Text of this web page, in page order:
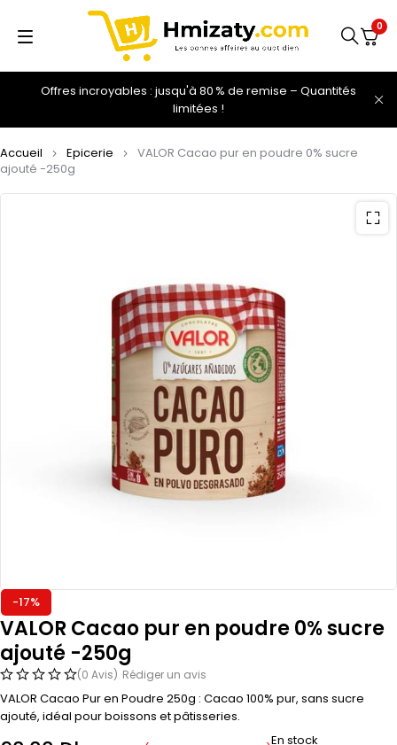
Offres incroyables : jusqu'à 80 % de remise – Quantités
limitées !
0
Accueil Epicerie
VALOR Cacao pur en poudre 0% sucre
ajouté -250g
-17%
VALOR Cacao pur en poudre 0% sucre
ajouté -250g
(0 Avis) Rédiger un avis
VALOR Cacao Pur en Poudre 250g : Cacao 100% pur, sans sucre
ajouté, idéal pour boissons et pâtisseries.
En stock